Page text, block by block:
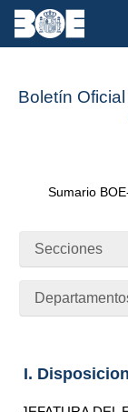
Boletín
Sumario
Secciones
I.